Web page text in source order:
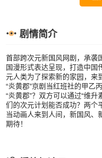
剧情简介
首部跨次元新国风网剧，承袭
国漫形式表达呈现，打造中
元人类为了探索新的家园，来
“炎黄郡”京剧当红班社的甲乙
“炎黄郡”？双方可以通过“维
们的次元计划能否成功？两
当动画人来到人间，新国风、
期待！